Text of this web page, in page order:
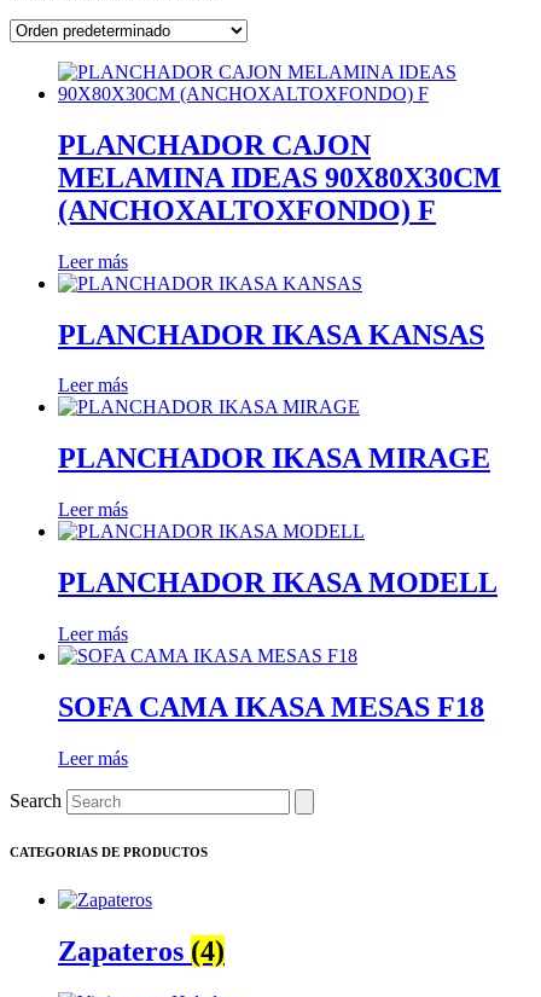
PLANCHADOR CAJON
MELAMINA IDEAS 90X80X30CM
(ANCHOXALTOXFONDO) F
Leer más
PLANCHADOR IKASA KANSAS
Leer más
PLANCHADOR IKASA MIRAGE
Leer más
PLANCHADOR IKASA MODELL
Leer más
SOFA CAMA IKASA MESAS F18
Leer más
Search
CATEGORIAS DE PRODUCTOS
Zapateros (4)